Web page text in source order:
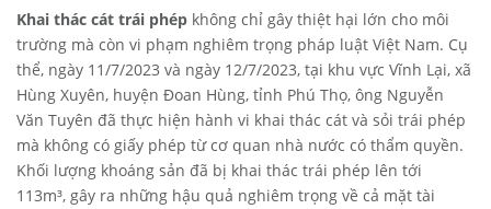
Khai thác cát trái phép không chỉ gây thiệt hại lớn cho môi
trường mà còn vi phạm nghiêm trọng pháp luật Việt Nam. Cụ
thể, ngày 11/7/2023 và ngày 12/7/2023, tại khu vực Vĩnh Lại, xã
Hùng Xuyên, huyện Đoan Hùng, tỉnh Phú Thọ, ông Nguyễn
Văn Tuyên đã thực hiện hành vi khai thác cát và sỏi trái phép
mà không có giấy phép từ cơ quan nhà nước có thẩm quyền.
Khối lượng khoáng sản đã bị khai thác trái phép lên tới
113m³, gây ra những hậu quả nghiêm trọng về cả mặt tài